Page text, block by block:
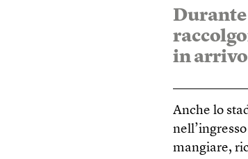
in arrivo
Anche lo
mangiare,